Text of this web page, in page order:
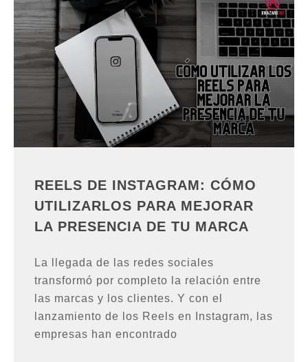
REELS DE INSTAGRAM: CÓMO
UTILIZARLOS PARA MEJORAR
LA PRESENCIA DE TU MARCA
La llegada de las redes sociales
transformó por completo la relación entre
las marcas y los clientes. Y con el
lanzamiento de los Reels en Instagram, las
empresas han encontrado